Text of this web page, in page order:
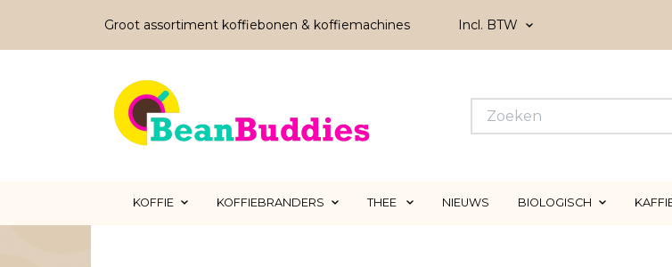
Groot assortiment koffiebonen & koffiemachines Incl. BTW
KOFFIE KOFFIEBRANDERS THEE NIEUWS BIOLOGISCH